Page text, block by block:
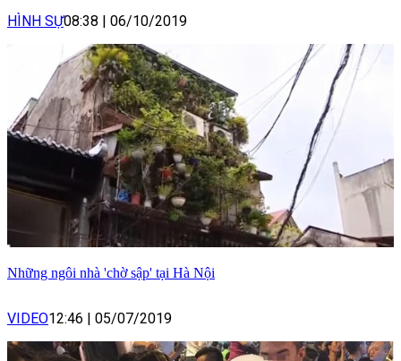
HÌNH SỰ08:38 | 06/10/2019
Những ngôi nhà 'chờ sập' tại Hà Nội
VIDEO12:46 | 05/07/2019